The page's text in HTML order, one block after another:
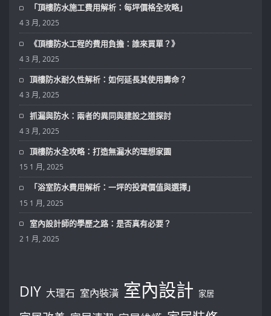
「頂樓防水施工費用解析：每坪價格全攻略」
4 3 月, 2025
《頂樓防水工程的費用負擔：誰來買單？》
4 3 月, 2025
頂樓防水耐久性解析：如何延長其使用壽命？
4 3 月, 2025
抓漏與防水：兩者的異同與建設之道探討
4 3 月, 2025
頂樓防水全攻略：打造無漏水的理想家園
15 1 月, 2025
「浴室防水費用解析：一坪的投資價值與選擇」
15 1 月, 2025
室內設計師的學歷之路：是否真有必要？
2 1 月, 2025
DIY 大理石 室內裝潢 室內設計 家居